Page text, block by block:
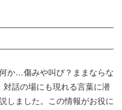
か…傷みや叫び？ままならな
話の場にも現れる言葉に潜
しました。この情報がお役に